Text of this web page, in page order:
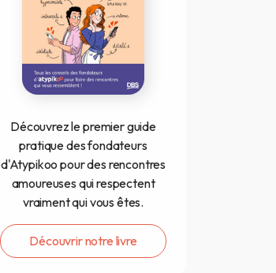
Découvrez le premier guide
pratique des fondateurs
d'Atypikoo pour des rencontres
amoureuses qui respectent
vraiment qui vous êtes.
Découvrir notre livre